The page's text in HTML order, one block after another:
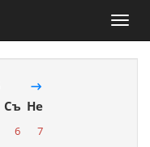
→
Съ Не
6
7